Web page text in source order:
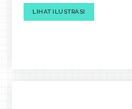
LIHAT ILUSTRASI